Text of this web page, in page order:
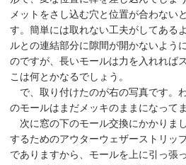
メットをさし込む穴と位置が合わない
す。簡単には取れない工夫がしてある
ルとの連結部分に隙間が開かないよう
のですが、長いモールは力を入れれば
こは何とかなるでしょう。
で、取り付けたのが右の写真です。
のモールはまだメッキのままになってま
次に窓の下のモール交換にかかりま
するためのアウターウェザーストリッ
でありますから、モールを上に引っ張